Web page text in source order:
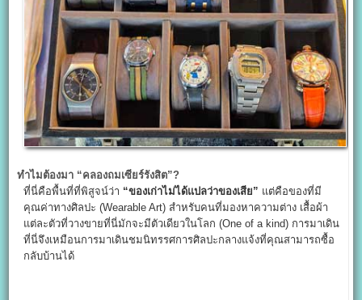
ทำไมต้องมา “คลองถมเซียร์รังสิต”?
ที่นี่คือพื้นที่ที่พิสูจน์ว่า “ของเก่าไม่ได้แปลว่าของเสีย” แต่คือของที่มี
คุณค่าทางศิลปะ (Wearable Art) สำหรับคนที่มองหาความต่าง เสื้อผ้า
แต่ละตัวที่วางขายที่นี่มักจะมีตัวเดียวในโลก (One of a kind) การมาเดิน
ที่นี่จึงเหมือนการมาเดินชมนิทรรศการศิลปะกลางแจ้งที่คุณสามารถซื้อ
กลับบ้านได้